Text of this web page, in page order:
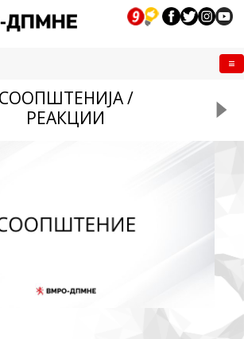
СООПШТЕНИЈА /
РЕАКЦИИ